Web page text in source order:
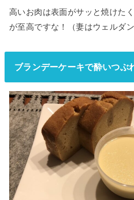
高いお肉は表面がサッと焼けた
が至高ですな！（妻はウェルダン
ブランデーケーキで酔いつぶ